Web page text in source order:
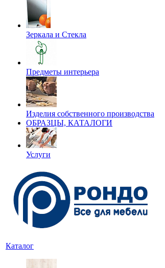
Зеркала и Стекла
Предметы интерьера
Изделия собственного производства
ОБРАЗЦЫ, КАТАЛОГИ
Услуги
Каталог